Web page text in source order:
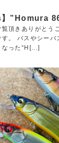
”Homura
頂きありがとう
。 バスやシー
った“H[...]